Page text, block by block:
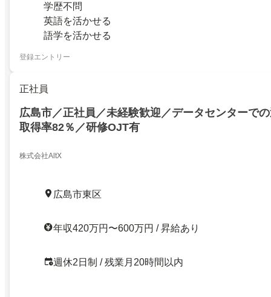
学歴不問
英語を活かせる
語学を活かせる
登録エントリー
正社員
広島市／正社員／未経験歓迎／データセンターで
取得率82％／研修OJT有
株式会社AltX
広島市東区
年収420万円〜600万円 / 昇給あり
週休2日制 / 残業月20時間以内